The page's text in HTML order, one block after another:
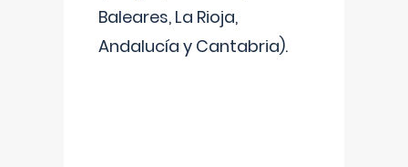
Baleares, La Rioja,
Andalucía y Cantabria).